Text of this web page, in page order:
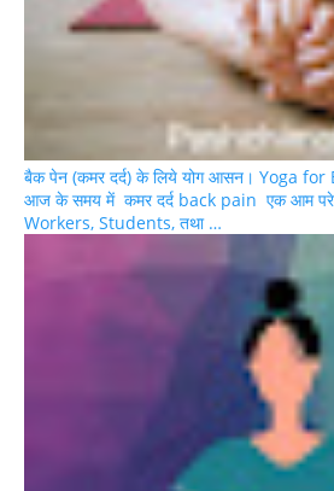
बैक पेन (कमर दर्द) के लिये योग आसन। Yoga for
आज के समय में कमर दर्द back pain एक आम
Workers, Students, तथा …